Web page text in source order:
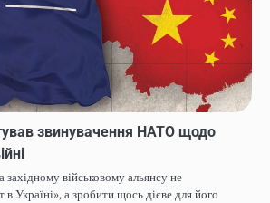
звинувачення НАТО щодо
військовому альянсу не
в Україні», а зробити щось дієве для його